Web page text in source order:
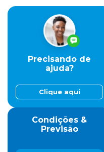
Precisando de
ajuda?
Clique aqui
Condições &
Previsão